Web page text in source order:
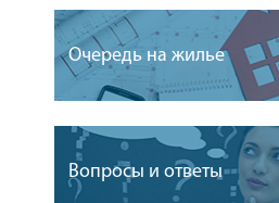
Очередь на жилье
Вопросы и ответы